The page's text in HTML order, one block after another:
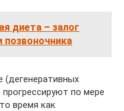
диета – залог
(дегенеративных
по мере
время как